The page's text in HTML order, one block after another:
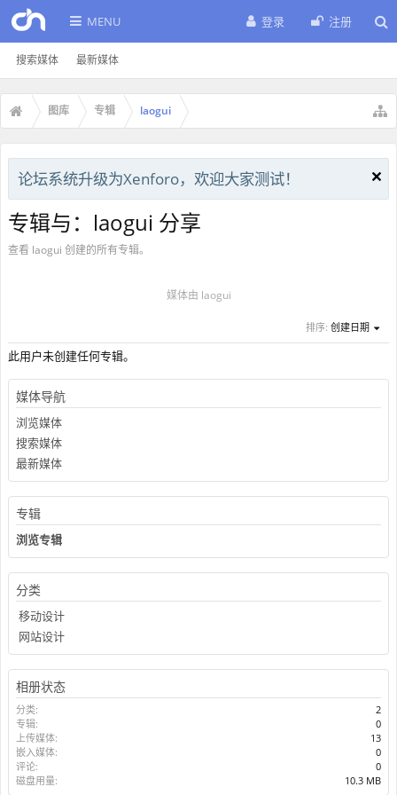
MENU
搜索媒体 最新媒体
登录 注册
图库 专辑 laogui
论坛系统升级为Xenforo，欢迎大家测试！
专辑与：laogui 分享
查看 laogui 创建的所有专辑。
媒体由 laogui
排序: 创建日期
此用户未创建任何专辑。
媒体导航
浏览媒体
搜索媒体
最新媒体
专辑
浏览专辑
分类
移动设计
网站设计
相册状态
分类:
2
专辑:
0
上传媒体:
13
嵌入媒体:
0
评论:
0
磁盘用量:
10.3 MB